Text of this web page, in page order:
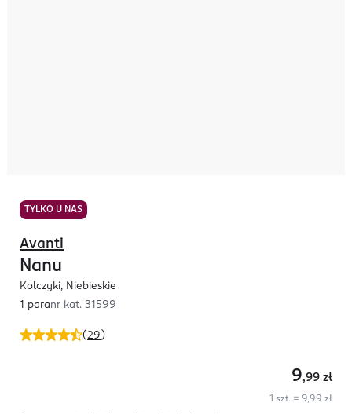
TYLKO U NAS
(29 )
Avanti
Nanu
Kolczyki, Niebieskie
1 paranr kat. 31599
9,99 zł
1 szt. = 9,99 zł